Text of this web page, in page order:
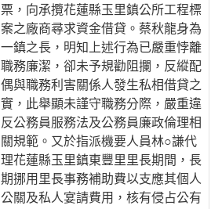
票，向承攬花蓮縣玉里鎮公所工程標
案之廠商尋求資金借貸。蔡秋龍身為
一鎮之長，明知上述行為已嚴重悖離
職務廉潔，卻未予規勸阻攔，反縱配
偶與職務利害關係人發生私相借貸之
實，此舉顯未謹守職務分際，嚴重違
反公務員服務法及公務員廉政倫理相
關規範。又於指派機要人員林○謙代
理花蓮縣玉里鎮東豐里里長期間，長
期挪用里長事務補助費以支應其個人
公關及私人宴請費用，核有侵占公有